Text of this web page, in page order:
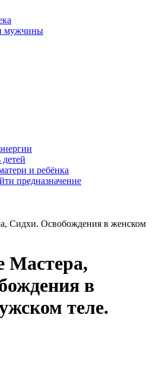
мужчины
и ребёнка
предназначение
Сидхи. Освобождения в женском
Мастера,
в
теле.